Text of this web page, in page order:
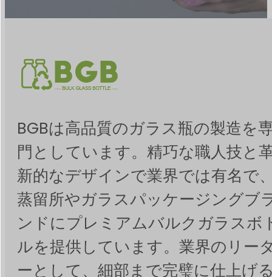
BGBは高品質のガラス瓶の製造を
門としています。精巧な職人技と
新的なデザインで業界では有名で
蒸留所やガラスパッケージングブ
ンドにプレミアムバルクガラスボ
ルを提供しています。業界のリー
ーとして、細部まで完璧に仕上げ